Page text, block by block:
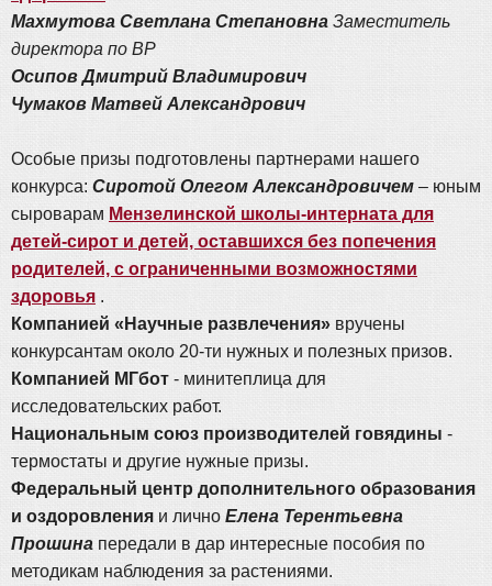
Махмутова Светлана Степановна Заместитель
директора по ВР
Осипов Дмитрий Владимирович
Чумаков Матвей Александрович
Особые призы подготовлены партнерами нашего
конкурса: Сиротой Олегом Александровичем – юным
сыроварам Мензелинской школы-интерната для
детей-сирот и детей, оставшихся без попечения
родителей, с ограниченными возможностями
здоровья .
Компанией «Научные развлечения» вручены
конкурсантам около 20-ти нужных и полезных призов.
Компанией МГбот - минитеплица для
исследовательских работ.
Национальным союз производителей говядины -
термостаты и другие нужные призы.
Федеральный центр дополнительного образования
и оздоровления и лично Елена Терентьевна
Прошина передали в дар интересные пособия по
методикам наблюдения за растениями.